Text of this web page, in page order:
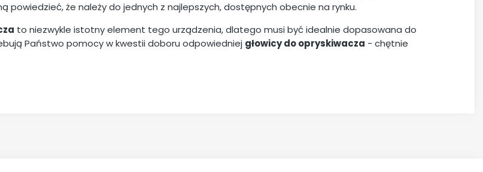
powiedzieć, że należy do jednych z najlepszych, dostępnych obecnie na rynku.
to niezwykle istotny element tego urządzenia, dlatego musi być idealnie dopasowana do
Państwo pomocy w kwestii doboru odpowiedniej głowicy do opryskiwacza - chętnie